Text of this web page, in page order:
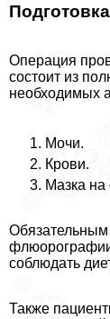
Операция
состоит из
необходимых
Мочи.
Крови.
Мазка
соблюдать
Также